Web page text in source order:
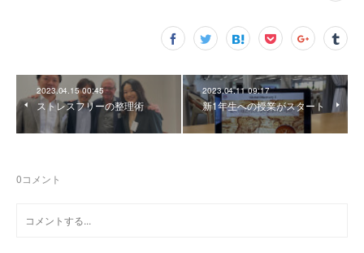
2023.04.15 00:45
ストレスフリーの整理術
2023.04.11 09:17
新1年生への授業がスタート
0コメント